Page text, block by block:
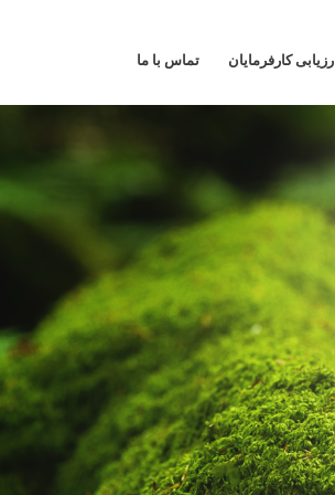
ارزیابی کارفرمایان تماس با ما